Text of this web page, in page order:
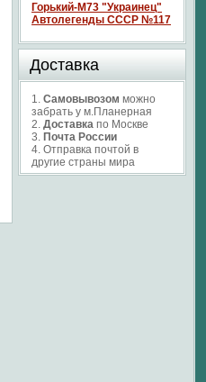
Горький-М73 "Украинец"
Автолегенды СССР №117
Доставка
1. Самовывозом можно
забрать у м.Планерная
2. Доставка по Москве
3. Почта России
4. Отправка почтой в
другие страны мира